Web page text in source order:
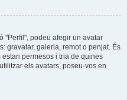
"Perfil", podeu afegir un avatar
gravatar, galeria, remot o penjat. És
estan permesos i tria de quines
els avatars, poseu-vos en